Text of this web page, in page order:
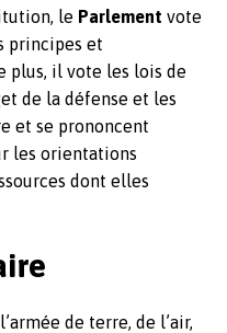
le Parlement vote
principes et
plus, il vote les lois de
de la défense et les
et se prononcent
les orientations
dont elles
de terre, de l’air,